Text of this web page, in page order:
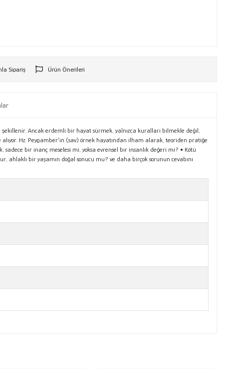
Sipariş Ürün Önerileri
Ancak erdemli bir hayat sürmek, yalnızca kuralları bilmekle değil,
alıyor. Hz. Peygamber’in (sav) örnek hayatından ilham alarak, teoriden pratiğe
sadece bir inanç meselesi mi, yoksa evrensel bir insanlık değeri mi? • Kötü
ahlaklı bir yaşamın doğal sonucu mu? ve daha birçok sorunun cevabını